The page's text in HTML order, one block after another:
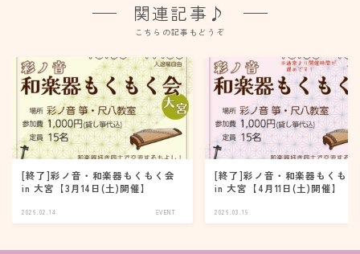
Follow Me
関連記事♪
こちらの記事もどうぞ
[終了]彩ノ音・和楽器もくもく会
in 大宮【3月14日(土)開催】
2026.02.14 EVENT
[終了]彩ノ音・和楽器もくもく
in 大宮【4月11日(土)開催】
2026.03.19